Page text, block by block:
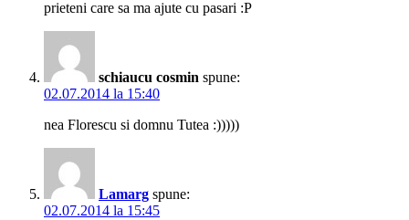
prieteni care sa ma ajute cu pasari :P
schiaucu cosmin spune:
02.07.2014 la 15:40
nea Florescu si domnu Tutea :)))))
Lamarg spune:
02.07.2014 la 15:45